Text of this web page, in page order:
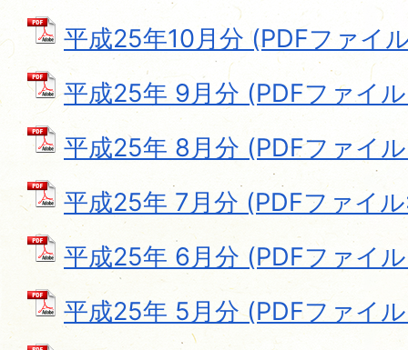
平成25年10月分 (PDFファイ
平成25年 9月分 (PDFファイ
平成25年 8月分 (PDFファイ
平成25年 7月分 (PDFファイ
平成25年 6月分 (PDFファイ
平成25年 5月分 (PDFファイ